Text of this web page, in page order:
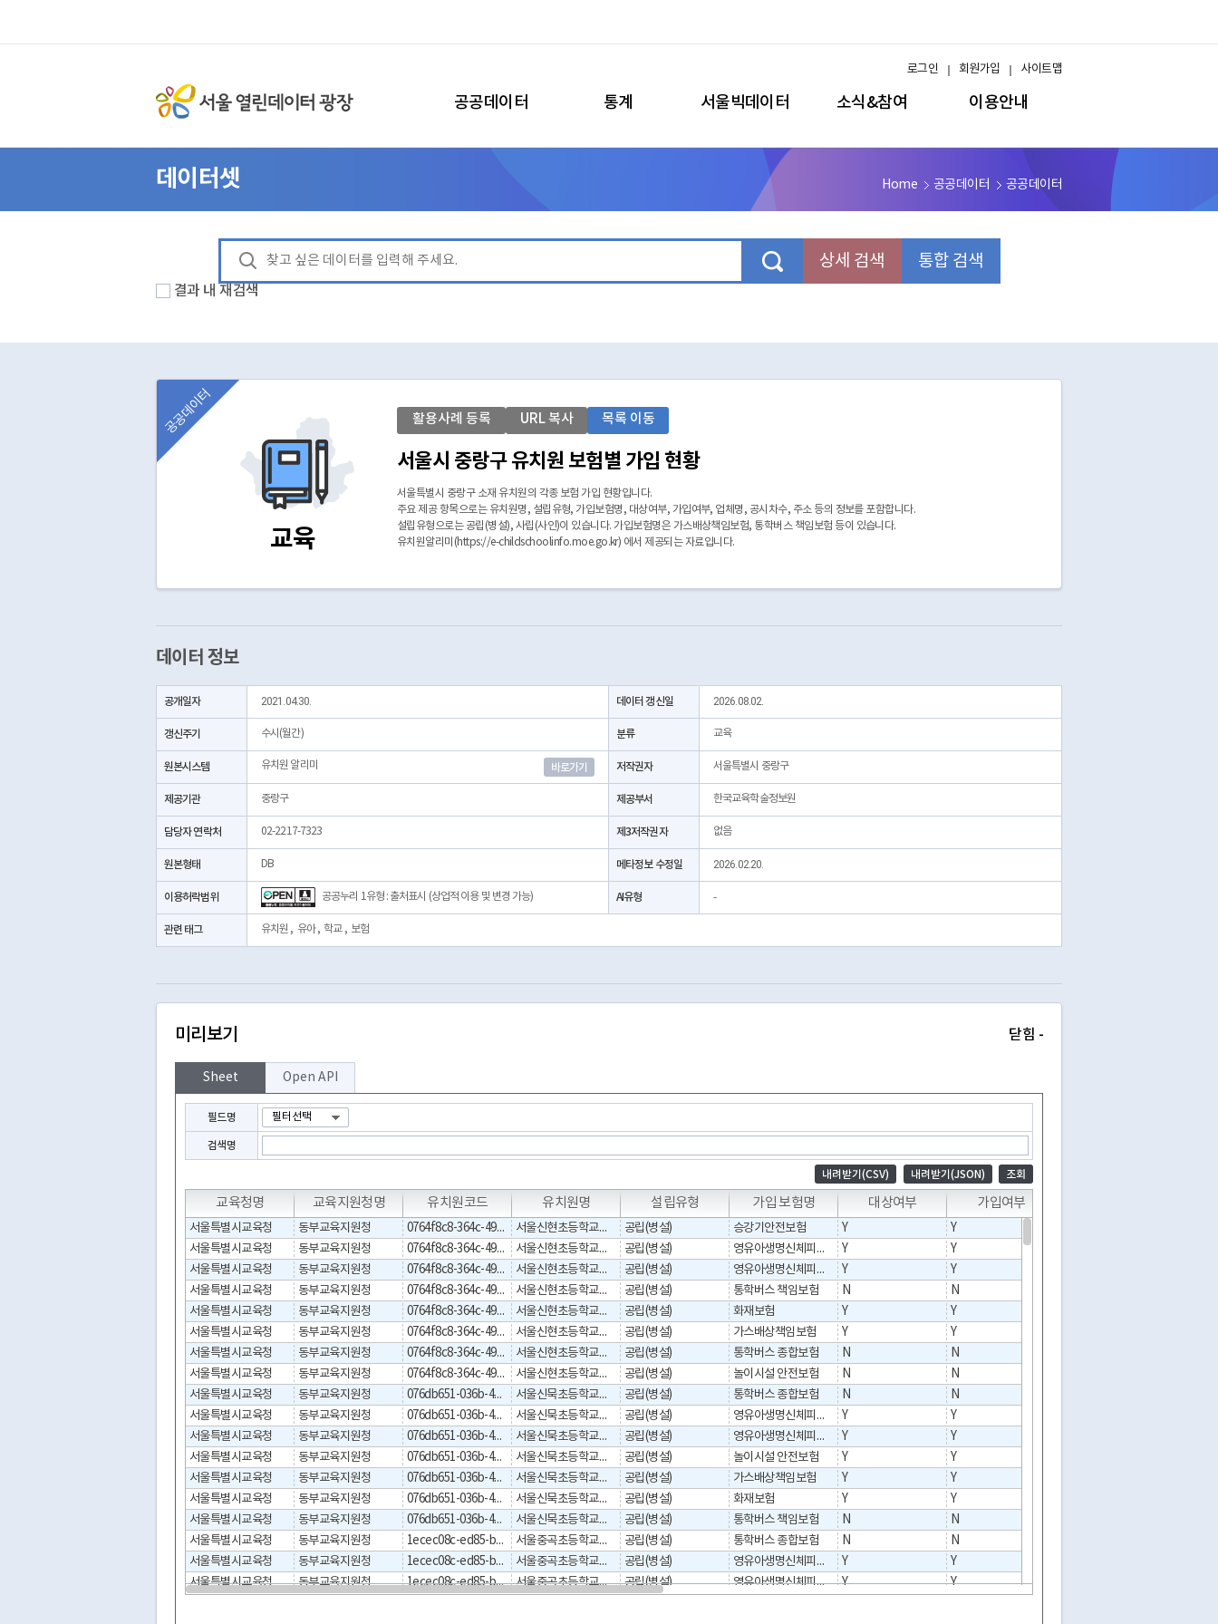
공공데이터 통계 서울빅데이터 소식&참여 이용안내
로그인 회원가입 사이트맵
데이터셋 Home 공공데이터 공공데이터
상세 검색 통합 검색
결과 내 재검색
교육
공공데이터 활용사례 등록 URL 복사 목록 이동
서울시 중랑구 유치원 보험별 가입 현황
서울특별시 중랑구 소재 유치원의 각종 보험 가입 현황입니다.
주요 제공 항목으로는 유치원명, 설립유형, 가입보험명, 대상여부, 가입여부, 업체명, 공시차수, 주소 등의 정보를 포함합니다.
설립유형으로는 공립(병설), 사립(사인)이 있습니다. 가입보험명은 가스배상책임보험, 통학버스 책임보험 등이 있습니다.
유치원알리미(https://e-childschoolinfo.moe.go.kr) 에서 제공되는 자료입니다.
데이터 정보
공개일자 2021.04.30. 데이터 갱신일 2026.08.02.
갱신주기 수시(월간) 분류 교육
원본시스템 유치원 알리미 바로가기 저작권자 서울특별시 중랑구
제공기관 중랑구 제공부서 한국교육학술정보원
담당자 연락처 02-2217-7323 제3저작권자 없음
원본형태 DB 메타정보 수정일 2026.02.20.
이용허락범위 공공누리 1유형 : 출처표시 (상업적 이용 및 변경 가능) AI유형 -
관련 태그 유치원 , 유아,학교, 보험
미리보기 닫힘 -
Sheet Open API
필드명
검색명
내려받기(CSV) 내려받기(JSON) 조회
교육청명 교육지원청명 유치원코드 유치원명 설립유형 가입 보험명 대상여부 가입여부
서울특별시교육청 동부교육지원청 0764f8c8-364c-495b-9fbc-b389148b7b4f 서울신현초등학교병설유치원 공립(병설) 승강기안전보험 Y Y
서울특별시교육청
동부교육지원청 0764f8c8-364c-495b-9fbc-b389148b7b4f 서울신현초등학교병설유치원 공립(병설) 영유아생명신체피해(상해)보험 Y Y
서울특별시교육청
동부교육지원청 0764f8c8-364c-495b-9fbc-b389148b7b4f 서울신현초등학교병설유치원 공립(병설) 영유아생명신체피해(상해보험) Y Y
서울특별시교육청
동부교육지원청 0764f8c8-364c-495b-9fbc-b389148b7b4f 서울신현초등학교병설유치원 공립(병설) 통학버스 책임보험 N
N
서울특별시교육청
동부교육지원청 0764f8c8-364c-495b-9fbc-b389148b7b4f 서울신현초등학교병설유치원 공립(병설) 화재보험 Y Y
서울특별시교육청
동부교육지원청 0764f8c8-364c-495b-9fbc-b389148b7b4f 서울신현초등학교병설유치원 공립(병설) 가스배상책임보험 Y Y
서울특별시교육청
동부교육지원청 0764f8c8-364c-495b-9fbc-b389148b7b4f 서울신현초등학교병설유치원 공립(병설) 통학버스 종합보험 N
N
서울특별시교육청
동부교육지원청 0764f8c8-364c-495b-9fbc-b389148b7b4f 서울신현초등학교병설유치원 공립(병설) 놀이시설 안전보험 N
N
서울특별시교육청
동부교육지원청 076db651-036b-4bee-80ba-09f0edb4a57a 서울신묵초등학교병설유치원 공립(병설) 통학버스 종합보험 N
N
서울특별시교육청
동부교육지원청 076db651-036b-4bee-80ba-09f0edb4a57a 서울신묵초등학교병설유치원 공립(병설) 영유아생명신체피해(상해보험) Y Y
서울특별시교육청
동부교육지원청 076db651-036b-4bee-80ba-09f0edb4a57a 서울신묵초등학교병설유치원 공립(병설) 영유아생명신체피해(상해)보험 Y Y
서울특별시교육청
동부교육지원청 076db651-036b-4bee-80ba-09f0edb4a57a 서울신묵초등학교병설유치원 공립(병설) 놀이시설 안전보험 Y Y
서울특별시교육청
동부교육지원청 076db651-036b-4bee-80ba-09f0edb4a57a 서울신묵초등학교병설유치원 공립(병설) 가스배상책임보험 Y Y
서울특별시교육청
동부교육지원청 076db651-036b-4bee-80ba-09f0edb4a57a 서울신묵초등학교병설유치원 공립(병설) 화재보험 Y Y
서울특별시교육청
동부교육지원청 076db651-036b-4bee-80ba-09f0edb4a57a 서울신묵초등학교병설유치원 공립(병설) 통학버스 책임보험 N
N
서울특별시교육청
동부교육지원청 1ecec08c-ed85-b044-e053-0a32095ab044 서울중곡초등학교병설유치원 공립(병설) 통학버스 종합보험 N
N
서울특별시교육청
동부교육지원청 1ecec08c-ed85-b044-e053-0a32095ab044 서울중곡초등학교병설유치원 공립(병설) 영유아생명신체피해(상해보험) Y Y
서울특별시교육청
동부교육지원청 1ecec08c-ed85-b044-e053-0a32095ab044 서울중곡초등학교병설유치원 공립(병설) 영유아생명신체피해(상해)보험 Y Y